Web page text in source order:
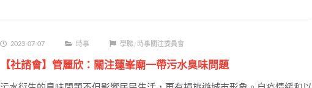
2023-07-07 時事 學聯 時事關注委員會
【社諮會】管麗欣：關注蓮峯廟一帶污水臭味問題